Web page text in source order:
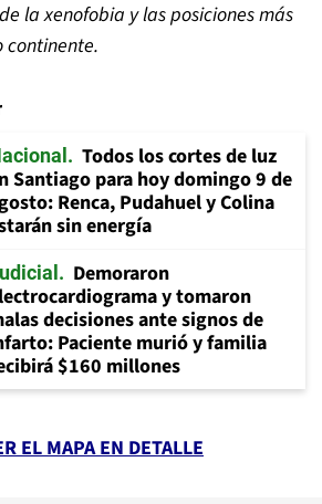
la xenofobia y las posiciones más
continente.
Todos los cortes de luz
Santiago para hoy domingo 9 de
Renca, Pudahuel y Colina
sin energía
Demoraron
y tomaron
decisiones ante signos de
Paciente murió y familia
$160 millones
EL MAPA EN DETALLE